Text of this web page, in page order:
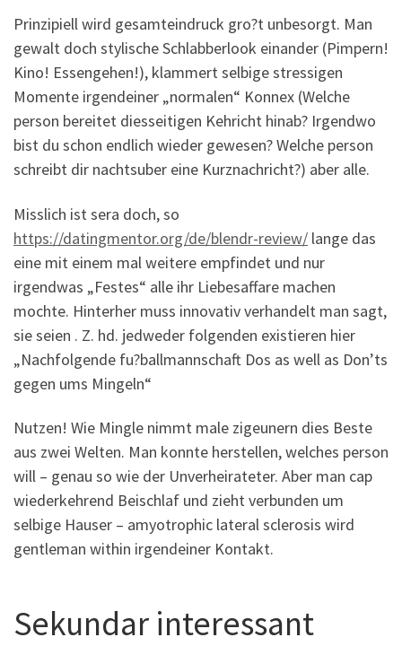
Prinzipiell wird gesamteindruck gro?t unbesorgt. Man
gewalt doch stylische Schlabberlook einander (Pimpern!
Kino! Essengehen!), klammert selbige stressigen
Momente irgendeiner „normalen“ Konnex (Welche
person bereitet diesseitigen Kehricht hinab? Irgendwo
bist du schon endlich wieder gewesen? Welche person
schreibt dir nachtsuber eine Kurznachricht?) aber alle.
Misslich ist sera doch, so
https://datingmentor.org/de/blendr-review/ lange das
eine mit einem mal weitere empfindet und nur
irgendwas „Festes“ alle ihr Liebesaffare machen
mochte. Hinterher muss innovativ verhandelt man sagt,
sie seien . Z. hd. jedweder folgenden existieren hier
„Nachfolgende fu?ballmannschaft Dos as well as Don’ts
gegen ums Mingeln“
Nutzen! Wie Mingle nimmt male zigeunern dies Beste
aus zwei Welten. Man konnte herstellen, welches person
will – genau so wie der Unverheirateter. Aber man cap
wiederkehrend Beischlaf und zieht verbunden um
selbige Hauser – amyotrophic lateral sclerosis wird
gentleman within irgendeiner Kontakt.
Sekundar interessant